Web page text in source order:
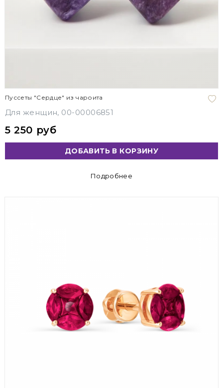
Пуссеты "Сердце" из чароита
Для женщин, 00-00006851
5 250 руб
ДОБАВИТЬ В КОРЗИНУ
Подробнее